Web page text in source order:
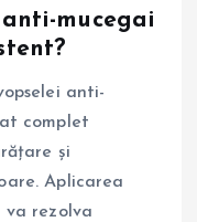
mucegai
anti-
complet
și
Aplicarea
va rezolva